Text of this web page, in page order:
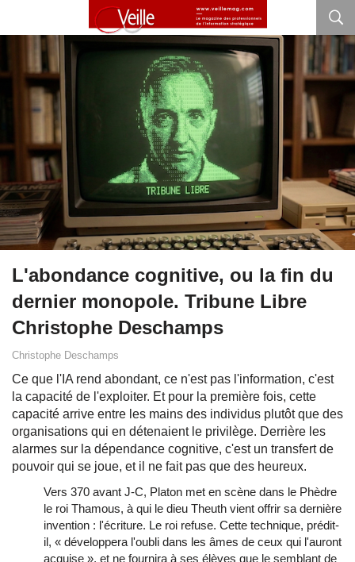
L'abondance cognitive, ou la fin du
dernier monopole. Tribune Libre
Christophe Deschamps
Christophe Deschamps
Ce que l'IA rend abondant, ce n'est pas l'information, c'est
la capacité de l'exploiter. Et pour la première fois, cette
capacité arrive entre les mains des individus plutôt que des
organisations qui en détenaient le privilège. Derrière les
alarmes sur la dépendance cognitive, c'est un transfert de
pouvoir qui se joue, et il ne fait pas que des heureux.
Vers 370 avant J-C, Platon met en scène dans le Phèdre
le roi Thamous, à qui le dieu Theuth vient offrir sa dernière
invention : l'écriture. Le roi refuse. Cette technique, prédit-
il, « développera l'oubli dans les âmes de ceux qui l'auront
acquise », et ne fournira à ses élèves que le semblant de